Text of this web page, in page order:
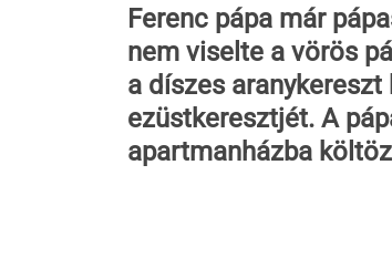
Ferenc pápa már
nem viselte a vörös
a díszes
ezüstkeresztjét. A
apartmanházba